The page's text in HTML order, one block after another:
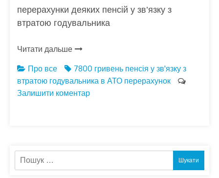
перерахунки деяких пенсій у зв’язку з
втратою годувальника
Читати дальше
Про все
7800 гривень пенсія у зв'язку з
втратою годувальника в АТО перерахунок
Залишити коментар
Пошук: